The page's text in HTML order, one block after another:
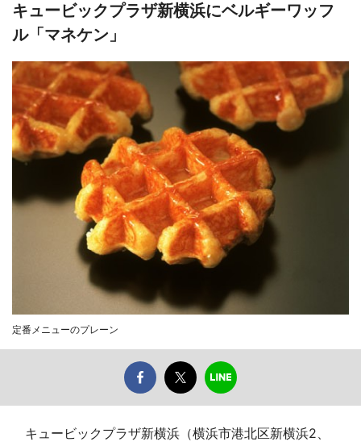
キュービックプラザ新横浜にベルギーワッフ
ル「マネケン」
定番メニューのプレーン
キュービックプラザ新横浜（横浜市港北区新横浜2、